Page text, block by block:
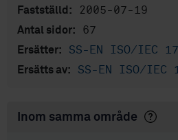
Fastställd: 2005-07-19
Antal sidor: 67
Ersätter: SS-EN ISO/IEC
Ersätts av: SS-EN ISO/IEC
Inom samma område